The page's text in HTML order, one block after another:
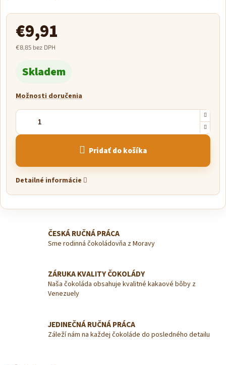
€9,91
€8,85 bez DPH
cena:
Skladem
Možnosti doručenia
Pridať do košíka
Detailné informácie
ČESKÁ RUČNÁ PRÁCA
Sme rodinná čokoládovňa z Moravy
ZÁRUKA KVALITY ČOKOLÁDY
Naša čokoláda obsahuje kvalitné kakaové bôby z
Venezuely
JEDINEČNÁ RUČNÁ PRÁCA
Záleží nám na každej čokoláde do posledného detailu